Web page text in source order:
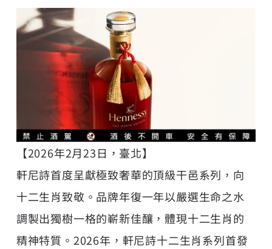
【2026年2月23日，臺北】
軒尼詩首度呈獻極致奢華的頂級干邑系列，向
十二生肖致敬。品牌年復一年以嚴選生命之水
調製出獨樹一格的嶄新佳釀，體現十二生肖的
精神特質。2026年，軒尼詩十二生肖系列首發